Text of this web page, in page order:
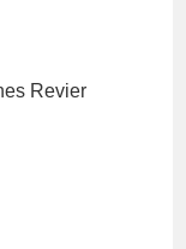
Revier